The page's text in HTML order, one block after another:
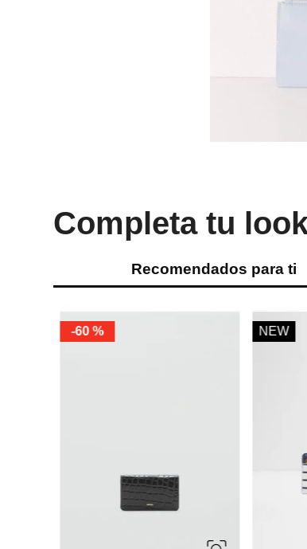
Completa tu
Recomendados para ti
-38 % - 30 %